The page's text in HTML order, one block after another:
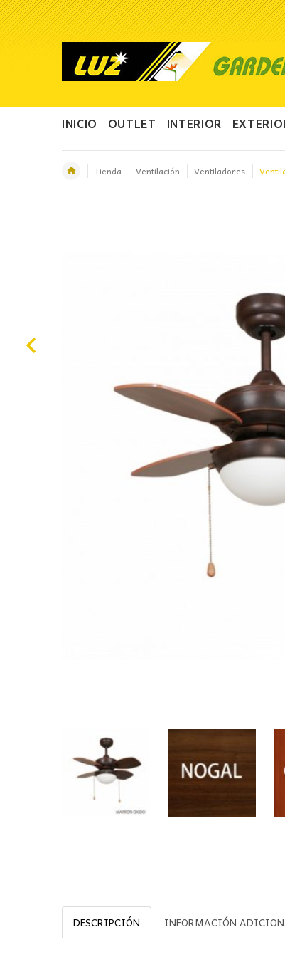
INICIO OUTLET INTERIOR
Tienda Ventilación Ventiladores
DESCRIPCIÓN INFORMACIÓN